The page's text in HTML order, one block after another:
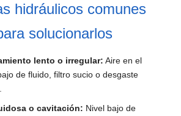
hidráulicos comunes
solucionarlos
lento o irregular: Aire en el
de fluido, filtro sucio o desgaste
o cavitación: Nivel bajo de